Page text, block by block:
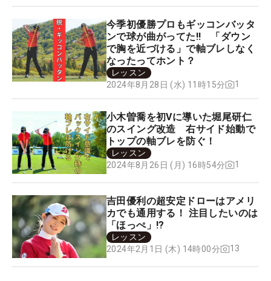
今季初優勝プロもギッコンバッタ
ンで球が曲がってた‼ 「ダウン
で胸を近づける」で軸ブレしなく
なったってホント？
レッスン
2024年8月28日 (水) 11時15分
1
小木曽喬を初Vに導いた堀尾研仁
のスイング改造 右サイド始動で
トップの軸ブレを防ぐ！
レッスン
2024年8月26日 (月) 16時54分
1
吉田優利の超安定ドローはアメリ
カでも通用する！ 注目したいのは
「ほっぺ」!?
レッスン
2024年2月1日 (木) 14時00分
13